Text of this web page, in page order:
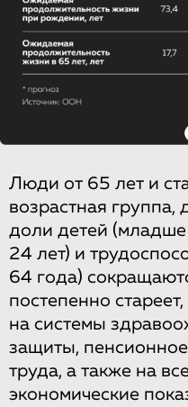
Люди от 65 лет и
возрастная группа,
доли детей
24 лет) и
64 года)
постепенно
на системы
защиты,
труда, а также на
экономические